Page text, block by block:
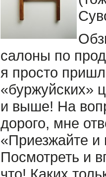
салоны по
я просто
«буржуйских»
и выше! На
дорого, мне
«Приезжайте и
Посмотреть и